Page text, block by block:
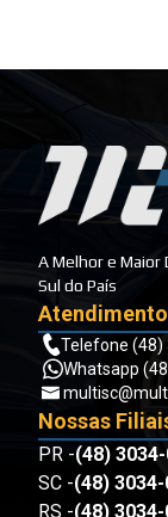
A Melhor e
Sul do País
Atendimento
Telefone (48)
Whatsapp
Nossas
PR -(48)
SC -(48)
RS -(48)